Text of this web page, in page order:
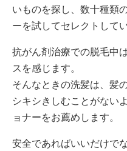
いものを探し、数十種類
ーを試してセレクトしてい
抗がん剤治療での脱毛中
スを感じます。
そんなときの洗髪は、髪
シキシきしむことがない
ョナーをお薦めします。
安全であればいいだけで